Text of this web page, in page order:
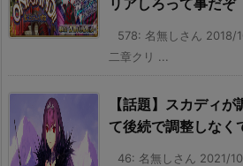
578: 名無しさん 2018/
二章クリ ...
【話題】スカディ
て後続で調整しな
46: 名無しさん 2021/